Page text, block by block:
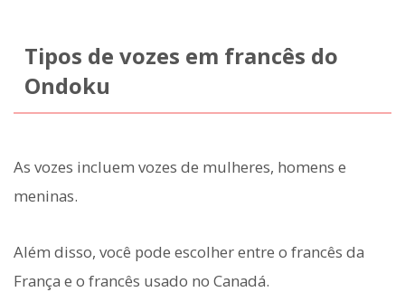
Tipos de vozes em francês do
Ondoku
As vozes incluem vozes de mulheres, homens e
meninas.
Além disso, você pode escolher entre o francês da
França e o francês usado no Canadá.